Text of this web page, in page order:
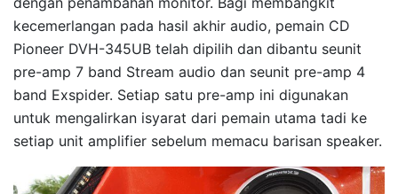
kecemerlangan pada hasil akhir audio, pemain CD
Pioneer DVH-345UB telah dipilih dan dibantu seunit
pre-amp 7 band Stream audio dan seunit pre-amp 4
band Exspider. Setiap satu pre-amp ini digunakan
untuk mengalirkan isyarat dari pemain utama tadi ke
setiap unit amplifier sebelum memacu barisan speaker.